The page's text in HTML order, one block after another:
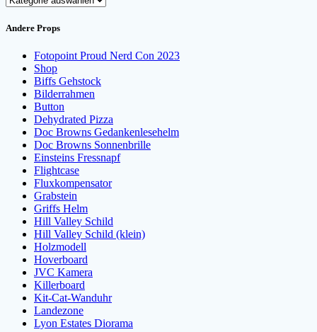
Andere Props
Fotopoint Proud Nerd Con 2023
Shop
Biffs Gehstock
Bilderrahmen
Button
Dehydrated Pizza
Doc Browns Gedankenlesehelm
Doc Browns Sonnenbrille
Einsteins Fressnapf
Flightcase
Fluxkompensator
Grabstein
Griffs Helm
Hill Valley Schild
Hill Valley Schild (klein)
Holzmodell
Hoverboard
JVC Kamera
Killerboard
Kit-Cat-Wanduhr
Landezone
Lyon Estates Diorama